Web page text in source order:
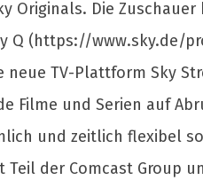
Originals. Die Zuschauer
Q (https://www.sky.de/
neue TV-Plattform Sky
Filme und Serien auf
und zeitlich flexibel
der Comcast Group